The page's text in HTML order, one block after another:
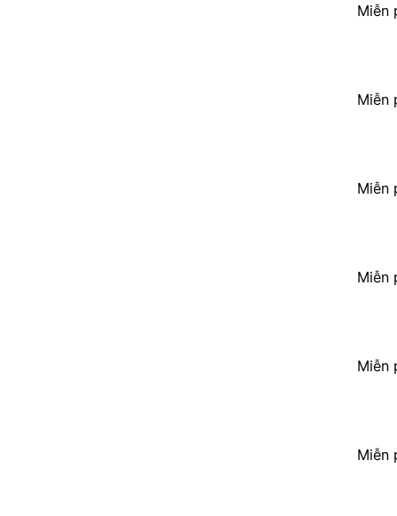
Miễn
Miễn
Miễn
Miễn
Miễn
Miễn